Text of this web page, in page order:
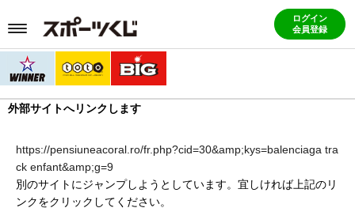
ログイン
会員登録
外部サイトへリンクします
https://pensiuneacoral.ro/fr.php?cid=30&amp;kys=balenciaga tra
ck enfant&amp;g=9
別のサイトにジャンプしようとしています。宜しければ上記のリ
ンクをクリックしてください。